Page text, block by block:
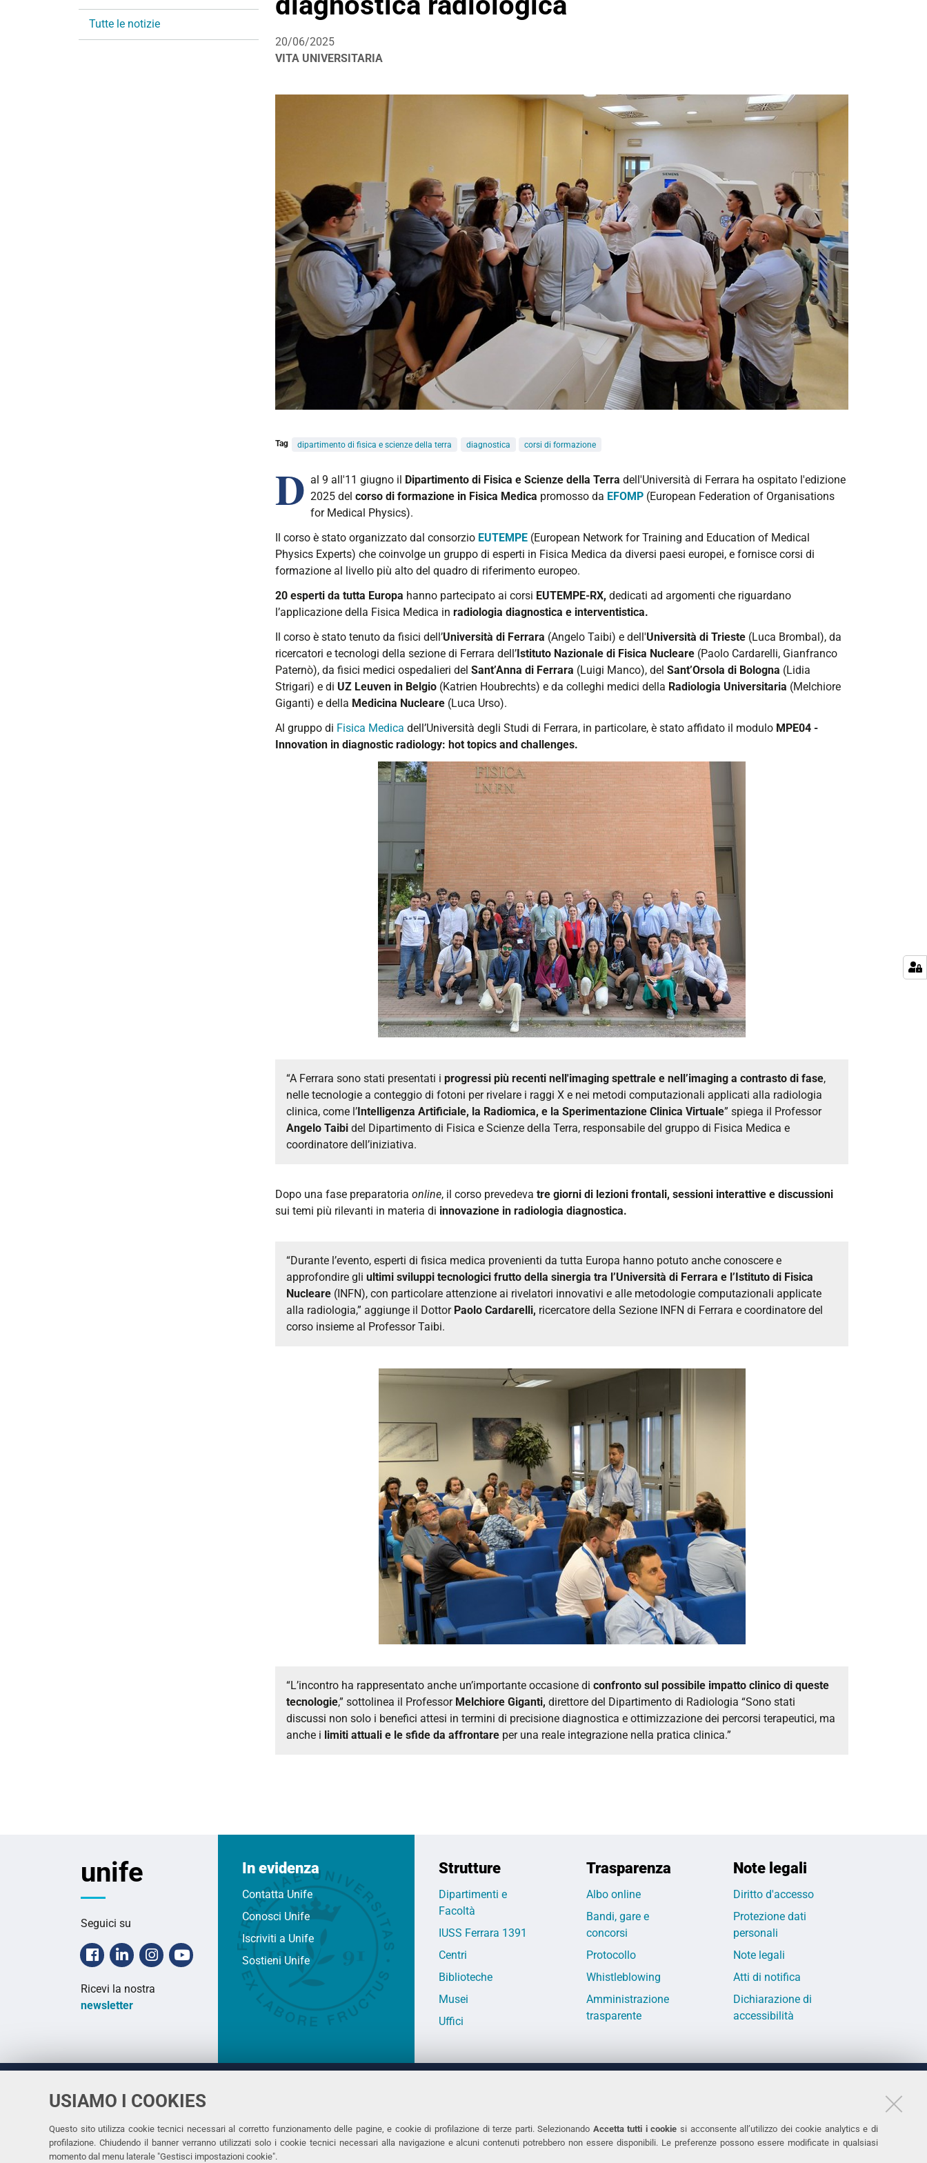
USIAMO I COOKIES
Questo sito utilizza cookie tecnici necessari al corretto funzionamento delle pagine, e cookie di profilazione di terze parti. Selezionando Accetta tutti i cookie si acconsente all’utilizzo dei cookie analytics e di
profilazione. Chiudendo il banner verranno utilizzati solo i cookie tecnici necessari alla navigazione e alcuni contenuti potrebbero non essere disponibili. Le preferenze possono essere modificate in qualsiasi
momento dal menu laterale "Gestisci impostazioni cookie".
20/06/2025
VITA UNIVERSITARIA
Tag dipartimento di fisica e scienze della terra diagnostica corsi di formazione
D al 9 all'11 giugno il Dipartimento di Fisica e Scienze della Terra dell'Università di Ferrara ha ospitato l'edizione
2025 del corso di formazione in Fisica Medica promosso da EFOMP (European Federation of Organisations
for Medical Physics).
Il corso è stato organizzato dal consorzio EUTEMPE (European Network for Training and Education of Medical
Physics Experts) che coinvolge un gruppo di esperti in Fisica Medica da diversi paesi europei, e fornisce corsi di
formazione al livello più alto del quadro di riferimento europeo.
20 esperti da tutta Europa hanno partecipato ai corsi EUTEMPE-RX, dedicati ad argomenti che riguardano
l’applicazione della Fisica Medica in radiologia diagnostica e interventistica.
Il corso è stato tenuto da fisici dell’Università di Ferrara (Angelo Taibi) e dell'Università di Trieste (Luca Brombal), da
ricercatori e tecnologi della sezione di Ferrara dell’Istituto Nazionale di Fisica Nucleare (Paolo Cardarelli, Gianfranco
Paternò), da fisici medici ospedalieri del Sant’Anna di Ferrara (Luigi Manco), del Sant’Orsola di Bologna (Lidia
Strigari) e di UZ Leuven in Belgio (Katrien Houbrechts) e da colleghi medici della Radiologia Universitaria (Melchiore
Giganti) e della Medicina Nucleare (Luca Urso).
Al gruppo di Fisica Medica dell’Università degli Studi di Ferrara, in particolare, è stato affidato il modulo MPE04 -
Innovation in diagnostic radiology: hot topics and challenges.
“A Ferrara sono stati presentati i progressi più recenti nell'imaging spettrale e nell’imaging a contrasto di fase,
nelle tecnologie a conteggio di fotoni per rivelare i raggi X e nei metodi computazionali applicati alla radiologia
clinica, come l’Intelligenza Artificiale, la Radiomica, e la Sperimentazione Clinica Virtuale” spiega il Professor
Angelo Taibi del Dipartimento di Fisica e Scienze della Terra, responsabile del gruppo di Fisica Medica e
coordinatore dell’iniziativa.
Dopo una fase preparatoria online, il corso prevedeva tre giorni di lezioni frontali, sessioni interattive e discussioni
sui temi più rilevanti in materia di innovazione in radiologia diagnostica.
“Durante l’evento, esperti di fisica medica provenienti da tutta Europa hanno potuto anche conoscere e
approfondire gli ultimi sviluppi tecnologici frutto della sinergia tra l’Università di Ferrara e l’Istituto di Fisica
Nucleare (INFN), con particolare attenzione ai rivelatori innovativi e alle metodologie computazionali applicate
alla radiologia,” aggiunge il Dottor Paolo Cardarelli, ricercatore della Sezione INFN di Ferrara e coordinatore del
corso insieme al Professor Taibi.
“L’incontro ha rappresentato anche un’importante occasione di confronto sul possibile impatto clinico di queste
tecnologie,” sottolinea il Professor Melchiore Giganti, direttore del Dipartimento di Radiologia “Sono stati
discussi non solo i benefici attesi in termini di precisione diagnostica e ottimizzazione dei percorsi terapeutici, ma
anche i limiti attuali e le sfide da affrontare per una reale integrazione nella pratica clinica.”
i
n
Tutte le notizie
unife
Seguici su
Facebook
LinkedinInstagramYoutube
Ricevi la nostra
newsletter
In evidenza
Contatta Unife
Conosci Unife
Iscriviti a Unife
Sostieni Unife
Strutture
Dipartimenti e
Facoltà
IUSS Ferrara 1391
Centri
Biblioteche
Musei
Uffici
Trasparenza
Albo online
Bandi, gare e
concorsi
Protocollo
Whistleblowing
Amministrazione
trasparente
Note legali
Diritto d'accesso
Protezione dati
personali
Note legali
Atti di notifica
Dichiarazione di
accessibilità
Università
di Ferrara
Rettrice: Prof.ssa Laura Ramaciotti
via Ludovico Ariosto, 35 - 44121 Ferrara
Tel. +39 0532 293111
Fax. +39 0532 293031
Accessibilità
Protezione dati personali